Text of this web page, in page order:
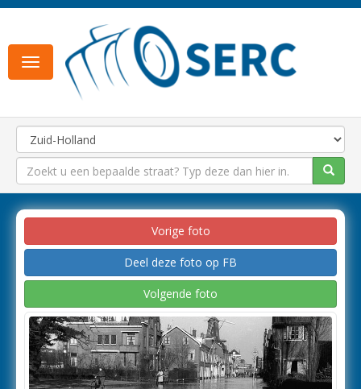
Toggle
navigation
Vorige foto
Deel deze foto op FB
Volgende foto